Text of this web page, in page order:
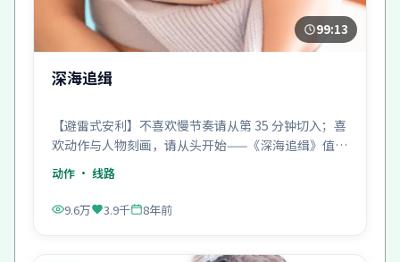
99:13
深海追缉
【避雷式安利】不喜欢慢节奏请从第 35 分钟切入；喜
欢动作与人物刻画，请从头开始——《深海追缉》值
得。
动作 · 线路
9.6万 3.9千 8年前